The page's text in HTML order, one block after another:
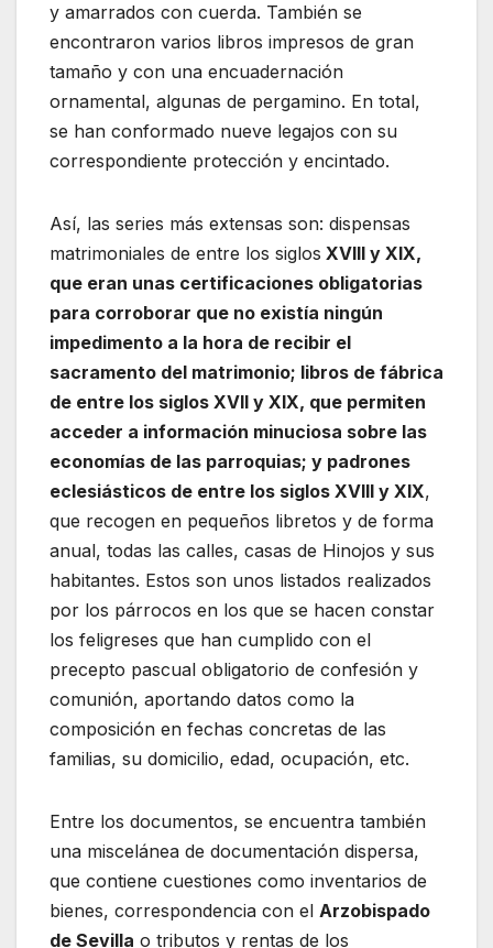
y amarrados con cuerda. También se
encontraron varios libros impresos de gran
tamaño y con una encuadernación
ornamental, algunas de pergamino. En total,
se han conformado nueve legajos con su
correspondiente protección y encintado.
Así, las series más extensas son: dispensas
matrimoniales de entre los siglos XVIII y XIX,
que eran unas certificaciones obligatorias
para corroborar que no existía ningún
impedimento a la hora de recibir el
sacramento del matrimonio; libros de fábrica
de entre los siglos XVII y XIX, que permiten
acceder a información minuciosa sobre las
economías de las parroquias; y padrones
eclesiásticos de entre los siglos XVIII y XIX,
que recogen en pequeños libretos y de forma
anual, todas las calles, casas de Hinojos y sus
habitantes. Estos son unos listados realizados
por los párrocos en los que se hacen constar
los feligreses que han cumplido con el
precepto pascual obligatorio de confesión y
comunión, aportando datos como la
composición en fechas concretas de las
familias, su domicilio, edad, ocupación, etc.
Entre los documentos, se encuentra también
una miscelánea de documentación dispersa,
que contiene cuestiones como inventarios de
bienes, correspondencia con el Arzobispado
de Sevilla o tributos y rentas de los